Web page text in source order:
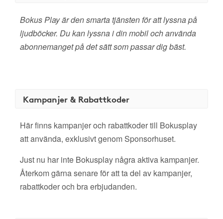
Bokus Play är den smarta tjänsten för att lyssna på
ljudböcker. Du kan lyssna i din mobil och använda
abonnemanget på det sätt som passar dig bäst.
Kampanjer & Rabattkoder
Här finns kampanjer och rabattkoder till Bokusplay
att använda, exklusivt genom Sponsorhuset.
Just nu har inte Bokusplay några aktiva kampanjer.
Återkom gärna senare för att ta del av kampanjer,
rabattkoder och bra erbjudanden.